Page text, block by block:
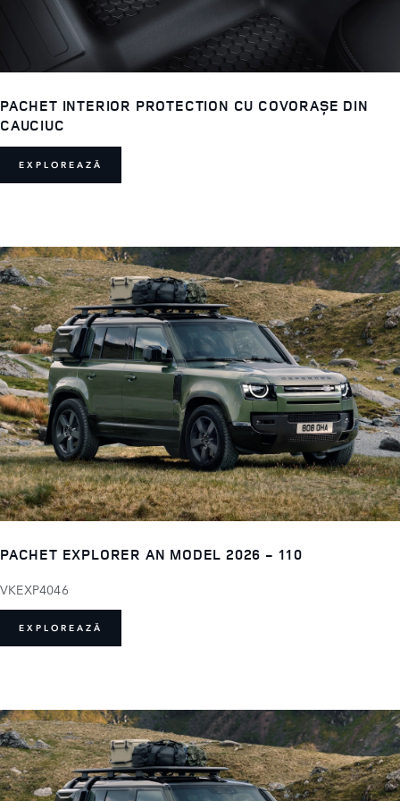
PACHET INTERIOR PROTECTION CU COVORAȘE DIN
CAUCIUC
EXPLOREAZĂ
PACHET EXPLORER AN MODEL 2026 - 110
VKEXP4046
EXPLOREAZĂ